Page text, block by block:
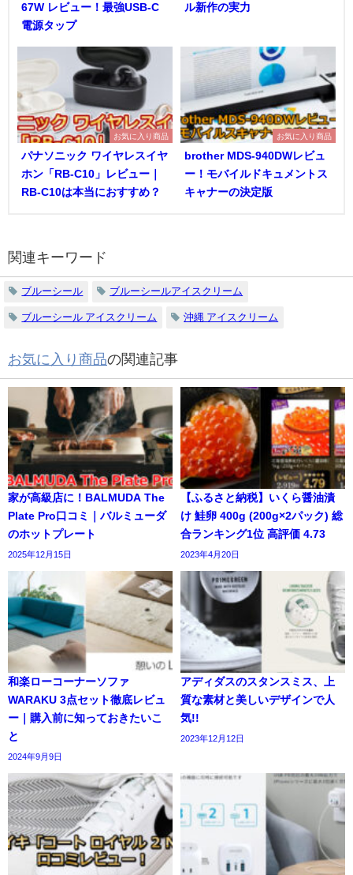
67W レビュー！最強USB-C
電源タップ
ル新作の実力
お気に入り商品
パナソニック ワイヤレスイヤ
ホン「RB-C10」レビュー｜
RB-C10は本当におすすめ？
お気に入り商品
brother MDS-940DWレビュ
ー！モバイルドキュメントス
キャナーの決定版
関連キーワード
ブルーシール ブルーシールアイスクリーム
ブルーシール アイスクリーム 沖縄 アイスクリーム
お気に入り商品の関連記事
家が高級店に！BALMUDA The
Plate Pro口コミ｜バルミューダ
のホットプレート
2025年12月15日
【ふるさと納税】いくら醤油漬
け 鮭卵 400g (200g×2パック) 総
合ランキング1位 高評価 4.73
2023年4月20日
和楽ローコーナーソファ
WARAKU 3点セット徹底レビュ
ー｜購入前に知っておきたいこ
と
2024年9月9日
アディダスのスタンスミス、上
質な素材と美しいデザインで人
気!!
2023年12月12日